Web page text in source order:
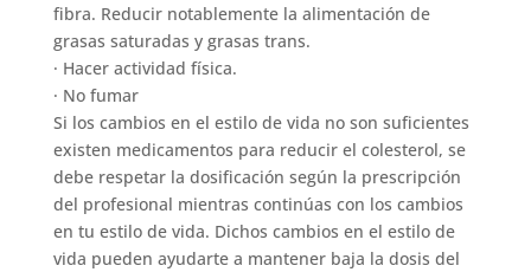
fibra. Reducir notablemente la alimentación de
grasas saturadas y grasas trans.
· Hacer actividad física.
· No fumar
Si los cambios en el estilo de vida no son suficientes
existen medicamentos para reducir el colesterol, se
debe respetar la dosificación según la prescripción
del profesional mientras continúas con los cambios
en tu estilo de vida. Dichos cambios en el estilo de
vida pueden ayudarte a mantener baja la dosis del